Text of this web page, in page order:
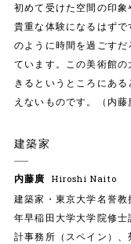
初めて受けた空間の印
貴重な体験になるはず
のように時間を過ごす
ています。この美術館
きるというところにあ
えないものです。（内藤
建築家
内藤廣 Hiroshi Naito
建築家・東京大学名誉
年早稲田大学大学院修
計事務所（スペイン）